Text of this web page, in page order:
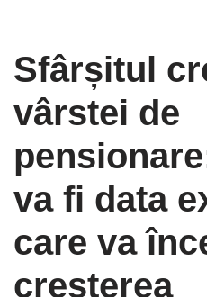
Sfârșitul
vârstei de
va fi data
care va
creșterea